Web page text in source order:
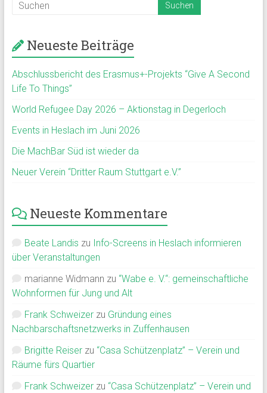
Neueste Beiträge
Abschlussbericht des Erasmus+-Projekts “Give A Second
Life To Things”
World Refugee Day 2026 – Aktionstag in Degerloch
Events in Heslach im Juni 2026
Die MachBar Süd ist wieder da
Neuer Verein “Dritter Raum Stuttgart e.V.”
Neueste Kommentare
Beate Landis zu Info-Screens in Heslach informieren
über Veranstaltungen
marianne Widmann zu “Wabe e. V.“: gemeinschaftliche
Wohnformen für Jung und Alt
Frank Schweizerzu Gründung eines
Nachbarschaftsnetzwerks in Zuffenhausen
Brigitte Reiserzu “Casa Schützenplatz” – Verein und
Räume fürs Quartier
Frank Schweizerzu “Casa Schützenplatz” – Verein und